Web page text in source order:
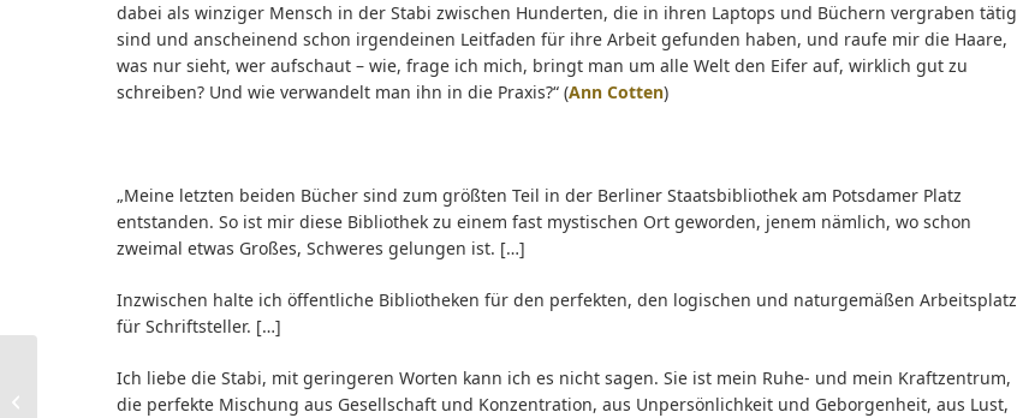
dabei als winziger Mensch in der Stabi zwischen Hunderten, die in ihren Laptops und Büchern vergraben tätig
sind und anscheinend schon irgendeinen Leitfaden für ihre Arbeit gefunden haben, und raufe mir die Haare,
was nur sieht, wer aufschaut – wie, frage ich mich, bringt man um alle Welt den Eifer auf, wirklich gut zu
schreiben? Und wie verwandelt man ihn in die Praxis?“ (Ann Cotten)
„Meine letzten beiden Bücher sind zum größten Teil in der Berliner Staatsbibliothek am Potsdamer Platz
entstanden. So ist mir diese Bibliothek zu einem fast mystischen Ort geworden, jenem nämlich, wo schon
zweimal etwas Großes, Schweres gelungen ist. […]
Inzwischen halte ich öffentliche Bibliotheken für den perfekten, den logischen und naturgemäßen Arbeitsplatz
für Schriftsteller. […]
Ich liebe die Stabi, mit geringeren Worten kann ich es nicht sagen. Sie ist mein Ruhe- und mein Kraftzentrum,
die perfekte Mischung aus Gesellschaft und Konzentration, aus Unpersönlichkeit und Geborgenheit, aus Lust,
Wissenswerkstatt-
Schulungen im